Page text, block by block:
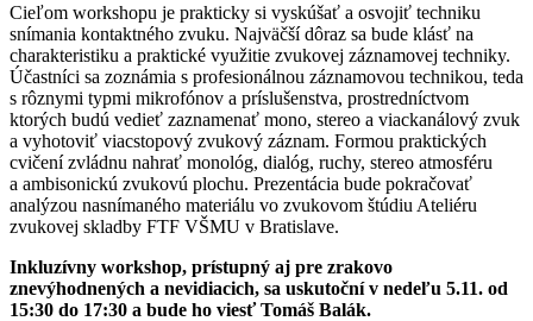
Cieľom workshopu je prakticky si vyskúšať a osvojiť techniku
snímania kontaktného zvuku. Najväčší dôraz sa bude klásť na
charakteristiku a praktické využitie zvukovej záznamovej techniky.
Účastníci sa zoznámia s profesionálnou záznamovou technikou, teda
s rôznymi typmi mikrofónov a príslušenstva, prostredníctvom
ktorých budú vedieť zaznamenať mono, stereo a viackanálový zvuk
a vyhotoviť viacstopový zvukový záznam. Formou praktických
cvičení zvládnu nahrať monológ, dialóg, ruchy, stereo atmosféru
a ambisonickú zvukovú plochu. Prezentácia bude pokračovať
analýzou nasnímaného materiálu vo zvukovom štúdiu Ateliéru
zvukovej skladby FTF VŠMU v Bratislave.
Inkluzívny workshop, prístupný aj pre zrakovo
znevýhodnených a nevidiacich, sa uskutoční v nedeľu 5.11. od
15:30 do 17:30 a bude ho viesť Tomáš Balák.